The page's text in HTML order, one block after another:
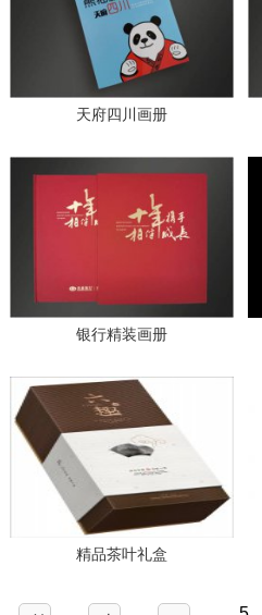
天府四川画册
银行精装画册
精品茶叶礼盒